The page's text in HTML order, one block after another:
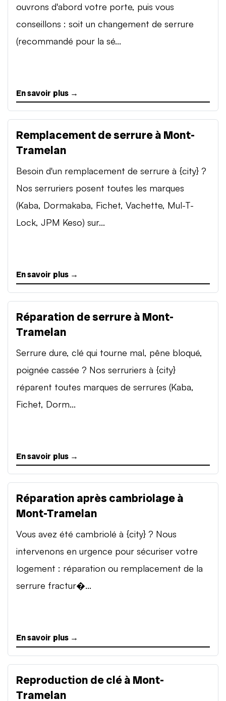
ouvrons d'abord votre porte, puis vous
conseillons : soit un changement de serrure
(recommandé pour la sé...
En savoir plus →
Remplacement de serrure à Mont-
Tramelan
Besoin d'un remplacement de serrure à {city} ?
Nos serruriers posent toutes les marques
(Kaba, Dormakaba, Fichet, Vachette, Mul-T-
Lock, JPM Keso) sur...
En savoir plus →
Réparation de serrure à Mont-
Tramelan
Serrure dure, clé qui tourne mal, pêne bloqué,
poignée cassée ? Nos serruriers à {city}
réparent toutes marques de serrures (Kaba,
Fichet, Dorm...
En savoir plus →
Réparation après cambriolage à
Mont-Tramelan
Vous avez été cambriolé à {city} ? Nous
intervenons en urgence pour sécuriser votre
logement : réparation ou remplacement de la
serrure fractur�...
En savoir plus →
Reproduction de clé à Mont-
Tramelan